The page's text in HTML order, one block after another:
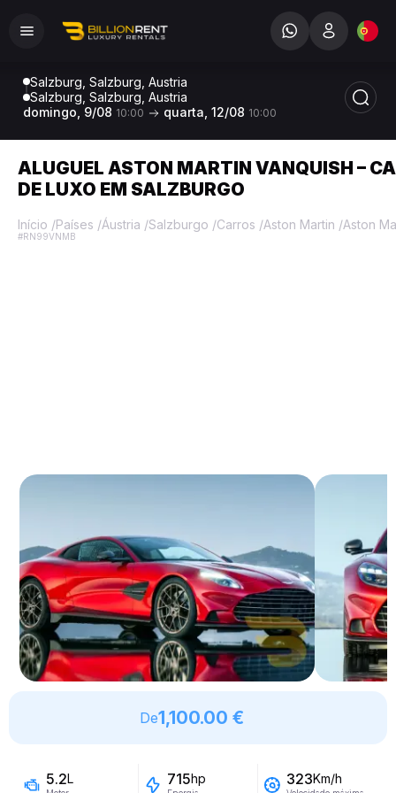
Salzburg, Salzburg, Austria
Salzburg, Salzburg, Austria
domingo, 9/08 10:00 quarta, 12/08 10:00
ALUGUEL ASTON MARTIN VANQUISH –
DE LUXO EM SALZBURGO
Início /Países /Áustria /Salzburgo /Carros /Aston Martin /Aston
#RN99VNMB
De1,100.00 €
5.2L 715hp 323Km/h